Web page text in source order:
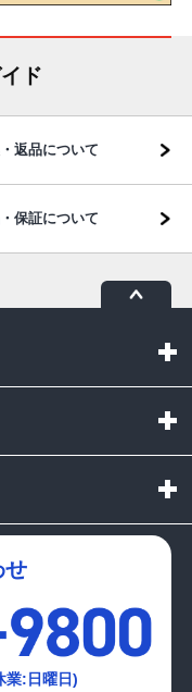
ド
返品について
保証について
せ
業:日曜日)